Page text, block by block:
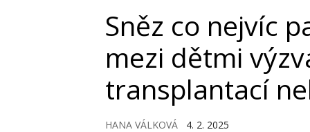
Sněz co nejvíc
mezi dětmi
transplantací
HANA VÁLKOVÁ 4. 2. 2025